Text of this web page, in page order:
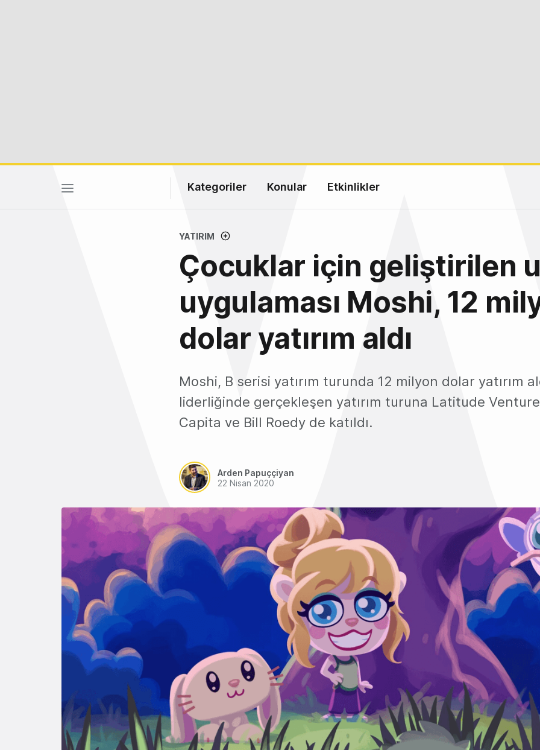
Kategoriler Konular Etkinlikler
YATIRIM
Çocuklar için geliştirilen
uygulaması Moshi, 12
dolar yatırım aldı
Moshi, B serisi yatırım turunda 12 milyon dolar yatırım
liderliğinde gerçekleşen yatırım turuna Latitude
Capita ve Bill Roedy de katıldı.
Arden Papuççiyan
22 Nisan 2020